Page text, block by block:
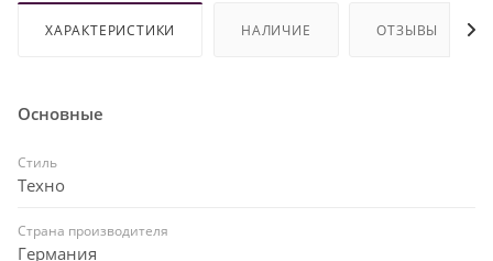
ХАРАКТЕРИСТИКИ НАЛИЧИЕ ОТЗЫВЫ
Основные
Стиль
Техно
Страна производителя
Германия